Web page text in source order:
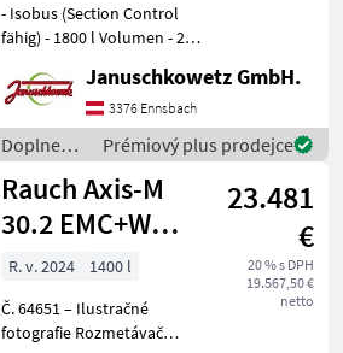
- Isobus (Section Control
fähig) - 1800 l Volumen - 245
m Arbeitsbreite, optional
27/33 m Streubreite -
Ausbringmenge 10-320
kg/min
Januschkowetz GmbH.
3376 Ennsbach
Doplnenie
živin a
polievanie
/
Kverneland
Prémiový plus prodejce
Rauch Axis-M
30.2 EMC+W
ISOBUS
23.481
€
20 % s DPH
19.567,50 €
netto
R. v. 2024
1400 l
Č. 64651 – Ilustračné
fotografie Rozmetávač